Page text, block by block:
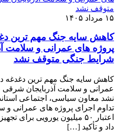
۱۵ مرداد ۱۴۰۵
کاهش سایه جنگ مهم ‌ترین
پروژه ‌های عمرانی و سلامت
شرایط جنگی متوقف نشد
کاهش سایه جنگ مهم ‌ترین دغدغه
عمرانی و سلامت آذربایجان
نشد معاون سیاسی، اجتماعی
تداوم اجرای پروژه ‌های عمرانی و
اعتبار ۵۰ میلیون یورویی
داد و تأکید […]